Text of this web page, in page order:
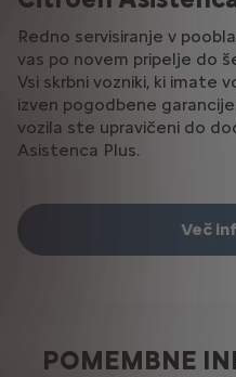
Redno servisiranje v
vas po novem pripelje do
Vsi skrbni vozniki, ki imate
izven pogodbene
vozila ste upravičeni do
Asistenca Plus.
Več
POMEMBNE